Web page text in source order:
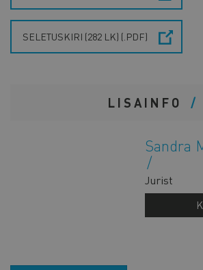
SELETUSKIRI (282 LK) (.PDF)
LISAINFO
Sandra
Jurist